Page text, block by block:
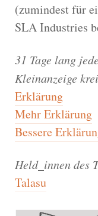
(zumindest für
SLA Industries
31 Tage lang
Kleinanzeige
Erklärung
Mehr Erklärung
Bessere
Held_innen des
Talasu